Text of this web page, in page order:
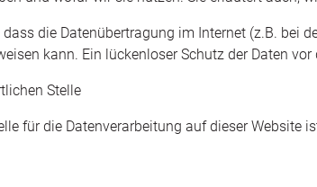
die Datenübertragung im Internet (z.B. bei
kann. Ein lückenloser Schutz der Daten
Stelle
für die Datenverarbeitung auf dieser Website